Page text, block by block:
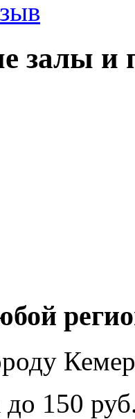
залы и
до 150